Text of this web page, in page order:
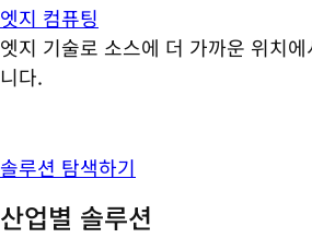
엣지 컴퓨팅
엣지 기술로 소스에 더 가까운 위치
니다.
솔루션 탐색하기
산업별 솔루션